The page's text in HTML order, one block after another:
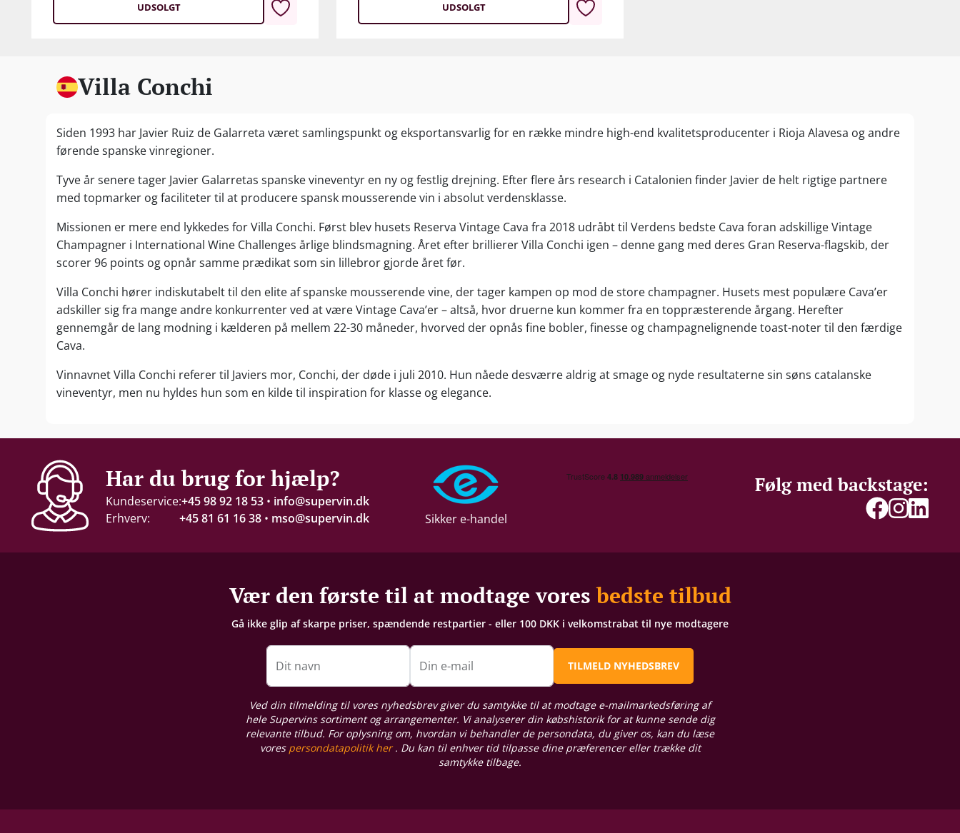
UDSOLGT UDSOLGT
Villa Conchi
Siden 1993 har Javier Ruiz de Galarreta været samlingspunkt og eksportansvarlig for en række mindre high-end kvalitetsproducenter i Rioja Alavesa og andre
førende spanske vinregioner.
Tyve år senere tager Javier Galarretas spanske vineventyr en ny og festlig drejning. Efter flere års research i Catalonien finder Javier de helt rigtige partnere
med topmarker og faciliteter til at producere spansk mousserende vin i absolut verdensklasse.
Missionen er mere end lykkedes for Villa Conchi. Først blev husets Reserva Vintage Cava fra 2018 udråbt til Verdens bedste Cava foran adskillige Vintage
Champagner i International Wine Challenges årlige blindsmagning. Året efter brillierer Villa Conchi igen – denne gang med deres Gran Reserva-flagskib, der
scorer 96 points og opnår samme prædikat som sin lillebror gjorde året før.
Villa Conchi hører indiskutabelt til den elite af spanske mousserende vine, der tager kampen op mod de store champagner. Husets mest populære Cava’er
adskiller sig fra mange andre konkurrenter ved at være Vintage Cava’er – altså, hvor druerne kun kommer fra en toppræsterende årgang. Herefter
gennemgår de lang modning i kælderen på mellem 22-30 måneder, hvorved der opnås fine bobler, finesse og champagnelignende toast-noter til den færdige
Cava.
Vinnavnet Villa Conchi referer til Javiers mor, Conchi, der døde i juli 2010. Hun nåede desværre aldrig at smage og nyde resultaterne sin søns catalanske
vineventyr, men nu hyldes hun som en kilde til inspiration for klasse og elegance.
Har du brug for hjælp?
Kundeservice:+45 98 92 18 53 • info@supervin.dk
Erhverv:
+45 81 61 16 38 • mso@supervin.dk Sikker e-handel
Følg med backstage:
Vær den første til at modtage voresbedste tilbud
Gå ikke glip af skarpe priser, spændende restpartier - eller 100 DKK i velkomstrabat til nye modtagere
Dit navn Din e-mail TILMELD NYHEDSBREV
Ved din tilmelding til vores nyhedsbrev giver du samtykke til at modtage e-mailmarkedsføring af
hele Supervins sortiment og arrangementer. Vi analyserer din købshistorik for at kunne sende dig
relevante tilbud. For oplysning om, hvordan vi behandler de persondata, du giver os, kan du læse
vores persondatapolitik her. Du kan til enhver tid tilpasse dine præferencer eller trække dit
samtykke tilbage.